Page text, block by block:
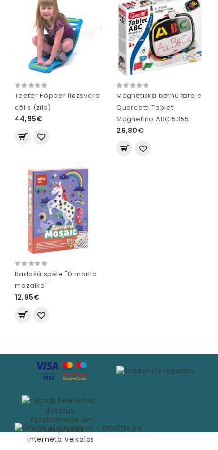
Teeter Popper līdzsvara
dēlis (zils)
44,95€
Magnētiskā bērnu tāfele
Quercetti Tablet
Magnetino ABC 5355
26,80€
Radošā spēle "Dimanta
mozaīka"
12,95€